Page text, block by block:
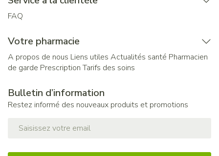
FAQ
Votre pharmacie
A propos de nous Liens utiles Actualités santé Pharmacien
de garde Prescription Tarifs des soins
Bulletin d’information
Restez informé des nouveaux produits et promotions